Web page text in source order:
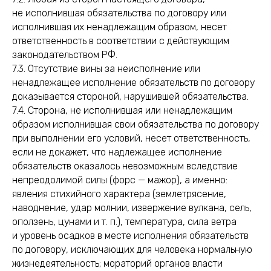
не исполнившая обязательства по договору или
исполнившая их ненадлежащим образом, несет
ответственность в соответствии с действующим
законодательством РФ.
7.3. Отсутствие вины за неисполнение или
ненадлежащее исполнение обязательств по договору
доказывается стороной, нарушившей обязательства.
7.4. Сторона, не исполнившая или ненадлежащим
образом исполнившая свои обязательства по договору
при выполнении его условий, несет ответственность,
если не докажет, что надлежащее исполнение
обязательств оказалось невозможным вследствие
непреодолимой силы (форс — мажор), а именно:
явления стихийного характера (землетрясение,
наводнение, удар молнии, извержение вулкана, сель,
оползень, цунами и т. п.), температура, сила ветра
и уровень осадков в месте исполнения обязательств
по договору, исключающих для человека нормальную
жизнедеятельность; мораторий органов власти